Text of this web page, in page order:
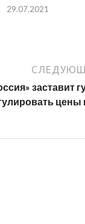
29.07.2021
заставит
цены